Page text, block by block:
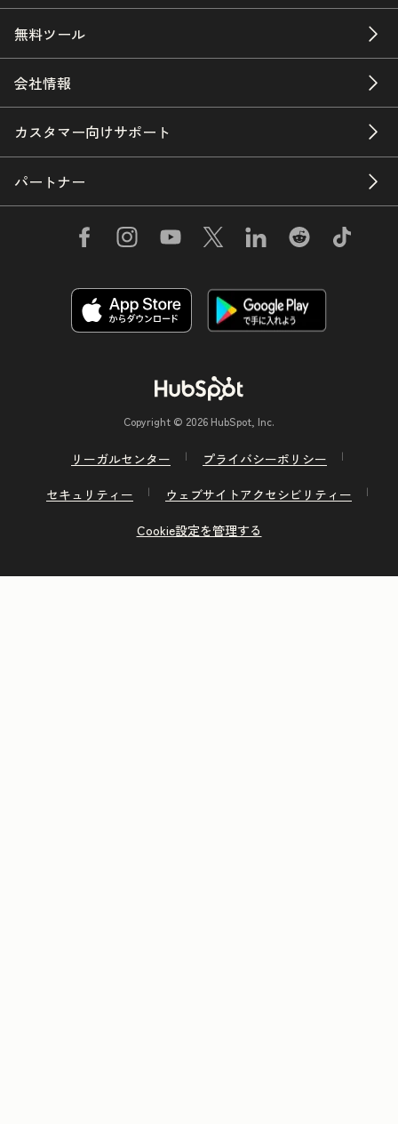
無料ツール
会社情報
カスタマー向けサポート
パートナー
Copyright © 2026 HubSpot, Inc.
リーガルセンター
プライバシーポリシー
セキュリティー
ウェブサイトアクセシビリティー
Cookie設定を管理する